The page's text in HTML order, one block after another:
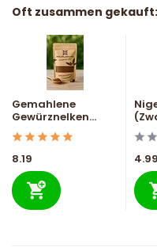
Oft zusammen gekauft:
Gemahlene
Gewürznelken...
8.19 4.99